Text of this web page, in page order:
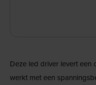
Deze led driver levert een
werkt met een